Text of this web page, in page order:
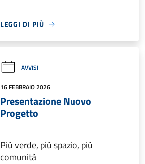
LEGGI DI PIÙ
AVVISI
16 FEBBRAIO 2026
Presentazione Nuovo
Progetto
Più verde, più spazio, più
comunità